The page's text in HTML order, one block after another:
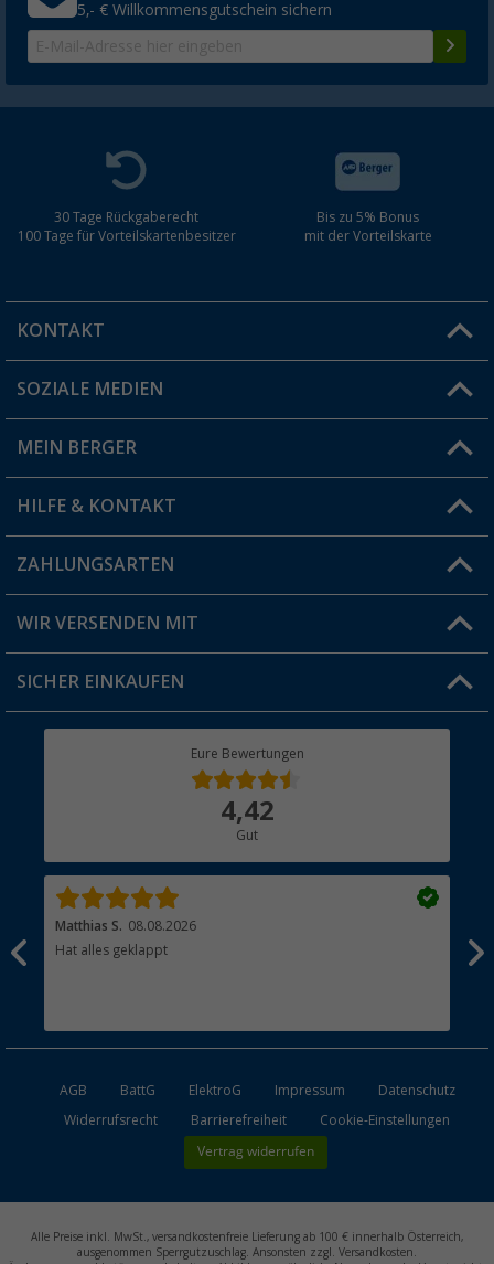
5,- € Willkommensgutschein sichern
30 Tage Rückgaberecht
100 Tage für Vorteilskartenbesitzer
Bis zu 5% Bonus
mit der Vorteilskarte
KONTAKT
Du hast eine Frage?
Filiale finden
SOZIALE MEDIEN
MEIN BERGER
Vorteilskarte
Blog
Jobs & Karriere
HILFE & KONTAKT
FAQ & Kontakt
Versandinformationen
Rücksendung
ZAHLUNGSARTEN
WIR VERSENDEN MIT
SICHER EINKAUFEN
Eure Bewertungen
4,42
Gut
Matthias S. 08.08.2026
Hat alles geklappt
AGB BattG ElektroG Impressum
Datenschutz
Widerrufsrecht
Barrierefreiheit Cookie-Einstellungen
Vertrag widerrufen
Alle Preise inkl. MwSt., versandkostenfreie Lieferung ab 100 € innerhalb Österreich,
ausgenommen Sperrgutzuschlag. Ansonsten zzgl. Versandkosten.